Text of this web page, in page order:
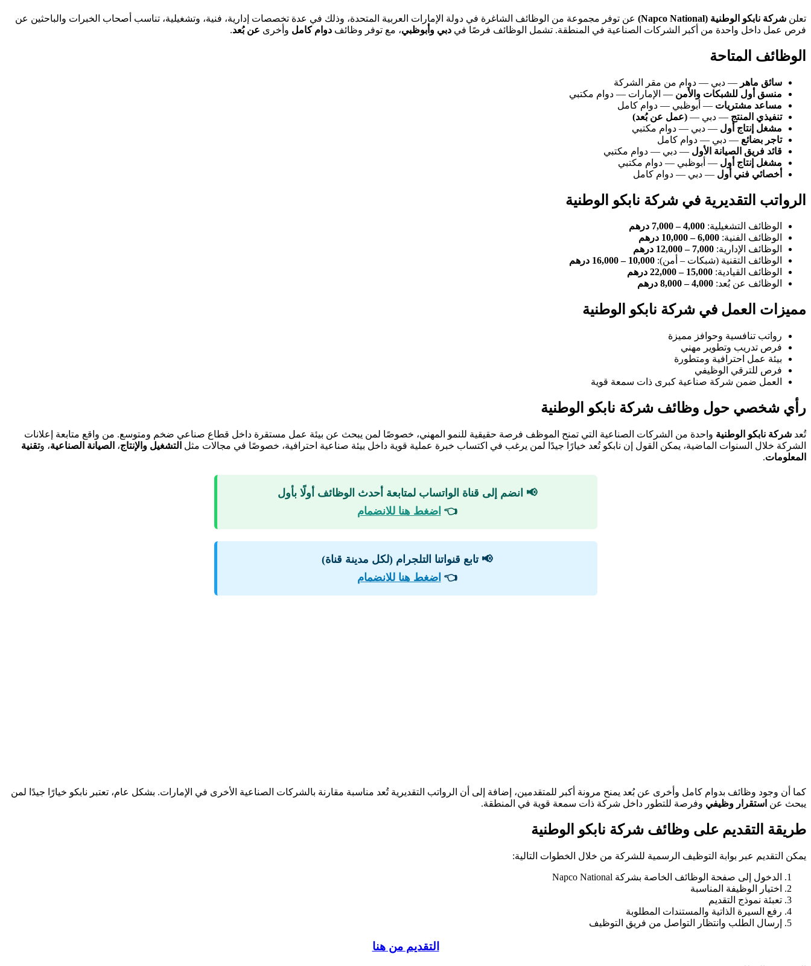
تعلن شركة نابكو الوطنية (Napco National)
عن توفر مجموعة من الوظائف الشاغرة في دولة الإمارات العربية المتحدة، وذلك في عدة تخصصات إدارية، فنية، وتشغيلية، تناسب أصحاب الخبرات والباحثين عن
فرص عمل داخل واحدة من أكبر الشركات الصناعية في المنطقة. تشمل الوظائف فرصًا في دبي وأبوظبي، مع توفر وظائف دوام كامل وأخرى عن بُعد.
الوظائف المتاحة
سائق ماهر — دبي — دوام من مقر الشركة
منسق أول للشبكات والأمن — الإمارات — دوام مكتبي
مساعد مشتريات — أبوظبي — دوام كامل
تنفيذي المنتج — دبي — (عمل عن بُعد)
مشغل إنتاج أول — دبي — دوام مكتبي
تاجر بضائع — دبي — دوام كامل
قائد فريق الصيانة الأول — دبي — دوام مكتبي
مشغل إنتاج أول — أبوظبي — دوام مكتبي
أخصائي فني أول — دبي — دوام كامل
الرواتب التقديرية في شركة نابكو الوطنية
الوظائف التشغيلية: 4,000 – 7,000 درهم
الوظائف الفنية: 6,000 – 10,000 درهم
الوظائف الإدارية: 7,000 – 12,000 درهم
الوظائف التقنية (شبكات – أمن): 10,000 – 16,000 درهم
الوظائف القيادية: 15,000 – 22,000 درهم
الوظائف عن بُعد: 4,000 – 8,000 درهم
مميزات العمل في شركة نابكو الوطنية
رواتب تنافسية وحوافز مميزة
فرص تدريب وتطوير مهني
بيئة عمل احترافية ومتطورة
فرص للترقي الوظيفي
العمل ضمن شركة صناعية كبرى ذات سمعة قوية
رأي شخصي حول وظائف شركة نابكو الوطنية
تُعد شركة نابكو الوطنية واحدة من الشركات الصناعية التي تمنح الموظف فرصة حقيقية للنمو المهني، خصوصًا لمن يبحث عن بيئة عمل مستقرة داخل قطاع صناعي ضخم ومتوسع. من واقع متابعة إعلانات
الشركة خلال السنوات الماضية، يمكن القول إن نابكو تُعد خيارًا جيدًا لمن يرغب في اكتساب خبرة عملية قوية داخل بيئة صناعية احترافية، خصوصًا في مجالات مثل التشغيل والإنتاج، الصيانة الصناعية، وتقنية
المعلومات.
📢 انضم إلى قناة الواتساب لمتابعة أحدث الوظائف أولًا بأول
👈 اضغط هنا للانضمام
📢 تابع قنواتنا التلجرام (لكل مدينة قناة)
👈 اضغط هنا للانضمام
كما أن وجود وظائف بدوام كامل وأخرى عن بُعد يمنح مرونة أكبر للمتقدمين، إضافة إلى أن الرواتب التقديرية تُعد مناسبة مقارنة بالشركات الصناعية الأخرى في الإمارات. بشكل عام، تعتبر نابكو خيارًا جيدًا لمن
يبحث عن استقرار وظيفي وفرصة للتطور داخل شركة ذات سمعة قوية في المنطقة.
طريقة التقديم على وظائف شركة نابكو الوطنية
يمكن التقديم عبر بوابة التوظيف الرسمية للشركة من خلال الخطوات التالية:
الدخول إلى صفحة الوظائف الخاصة بشركة Napco National
اختيار الوظيفة المناسبة
تعبئة نموذج التقديم
رفع السيرة الذاتية والمستندات المطلوبة
إرسال الطلب وانتظار التواصل من فريق التوظيف
التقديم من هنا